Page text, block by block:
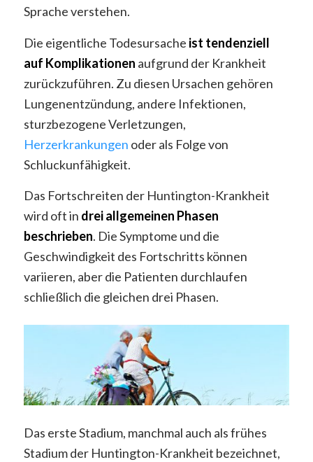
Sprache verstehen.
Die eigentliche Todesursache ist tendenziell
auf Komplikationen aufgrund der Krankheit
zurückzuführen. Zu diesen Ursachen gehören
Lungenentzündung, andere Infektionen,
sturzbezogene Verletzungen,
Herzerkrankungen oder als Folge von
Schluckunfähigkeit.
Das Fortschreiten der Huntington-Krankheit
wird oft in drei allgemeinen Phasen
beschrieben. Die Symptome und die
Geschwindigkeit des Fortschritts können
variieren, aber die Patienten durchlaufen
schließlich die gleichen drei Phasen.
Das erste Stadium, manchmal auch als frühes
Stadium der Huntington-Krankheit bezeichnet,